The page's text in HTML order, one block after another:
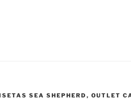
SEA SHEPHERD , OUTLET